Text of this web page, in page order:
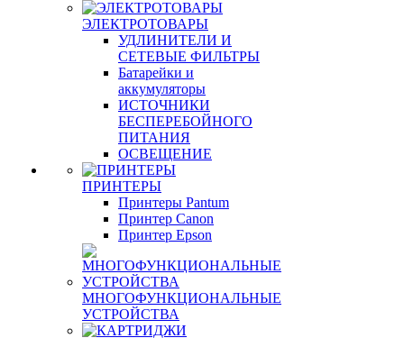
ЭЛЕКТРОТОВАРЫ
УДЛИНИТЕЛИ И
СЕТЕВЫЕ ФИЛЬТРЫ
Батарейки и
аккумуляторы
ИСТОЧНИКИ
БЕСПЕРЕБОЙНОГО
ПИТАНИЯ
ОСВЕЩЕНИЕ
ПРИНТЕРЫ
Принтеры Pantum
Принтер Canon
Принтер Epson
МНОГОФУНКЦИОНАЛЬНЫЕ
УСТРОЙСТВА